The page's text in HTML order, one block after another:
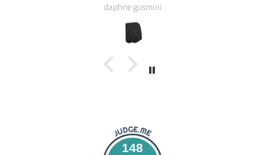
daphne gusmini
148